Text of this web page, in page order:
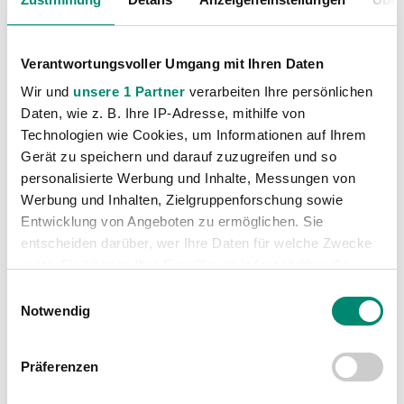
Verantwortungsvoller Umgang mit Ihren Daten
Wir und unsere 1 Partner verarbeiten Ihre persönlichen
Daten, wie z. B. Ihre IP-Adresse, mithilfe von
Technologien wie Cookies, um Informationen auf Ihrem
Gerät zu speichern und darauf zuzugreifen und so
personalisierte Werbung und Inhalte, Messungen von
Werbung und Inhalten, Zielgruppenforschung sowie
Entwicklung von Angeboten zu ermöglichen. Sie
entscheiden darüber, wer Ihre Daten für welche Zwecke
Trigger Symbol ändern oder widerrufen
Erfahren Sie mehr darüber, wie Ihre persönlichen Daten
verarbeitet werden, und legen Sie Ihre Präferenzen im
Notwendig
Präferenzen
Kategorien
Akademie
Allgemeine News
Damen
Profis
(1316)
Unkategorisiert
(2867)